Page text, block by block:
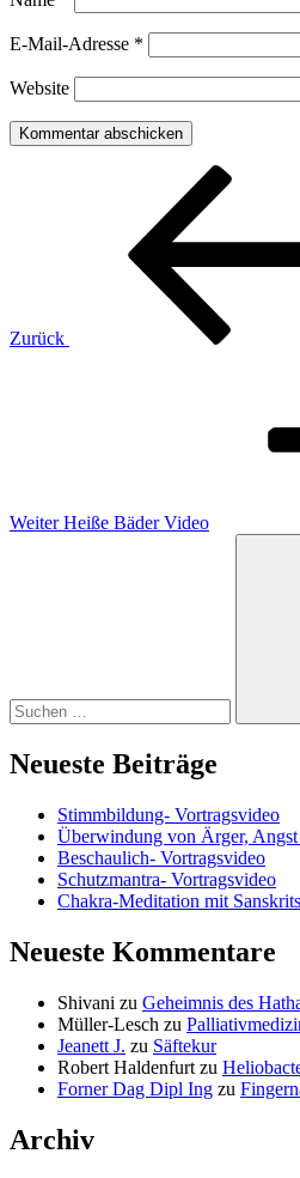
E-Mail-Adresse *
Website
Beitragsnavigation
Zurück
Weiter Heiße Bäder Video
Neueste Beiträge
Stimmbildung- Vortragsvideo
Überwindung von Ärger,
Beschaulich- Vortragsvideo
Schutzmantra- Vortragsvideo
Chakra-Meditation mit
Neueste Kommentare
Shivani zu Geheimnis des
Müller-Lesch zu
Jeanett J. zu Säftekur
Robert Haldenfurt zu
Forner Dag Dipl Ing zu
Archiv